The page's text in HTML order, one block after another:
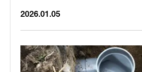
2026.01.05